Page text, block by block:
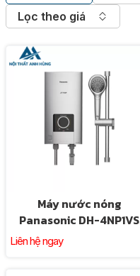
Lọc theo giá
Máy nước nóng
Panasonic DH-4NP1VS
4.5KW
Liên hệ ngay